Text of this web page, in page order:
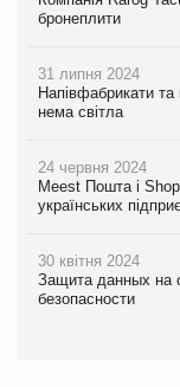
бронеплити
31 липня 2024
Напівфабрикати та
нема світла
24 червня 2024
Meest Пошта і
українських
30 квітня 2024
Защита данных на
безопасности